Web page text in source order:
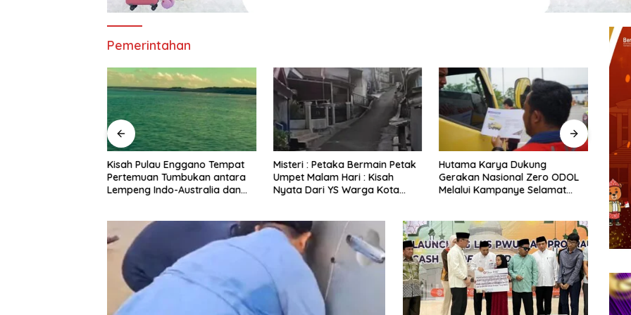
Pemerintahan
Kisah Pulau Enggano Tempat
Pertemuan Tumbukan antara
Lempeng Indo-Australia dan
Pelepasan Energi Mendadak
Potensi Gempa 8.4 SR dan Picu
Tsunami 15 Meter
Misteri : Petaka Bermain Petak
Umpet Malam Hari : Kisah
Nyata Dari YS Warga Kota
Belimbing
Hutama Karya Dukung
Gerakan Nasional Zero ODOL
Melalui Kampanye Selamat